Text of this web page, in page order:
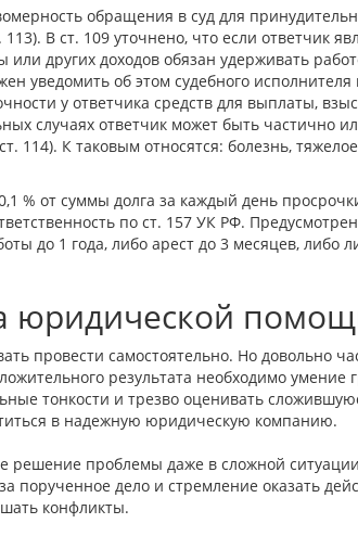
обращения в суд для
В ст. 109 уточнено, что если ответчик
других доходов обязан удерживать
уведомить об этом судебного исполнителя
у ответчика средств для выплаты,
случаях ответчик может быть частично
114). К таковым относятся: болезнь, тяжелое
% от суммы долга за каждый день
по ст. 157 УК РФ.
до 1 года, либо арест до 3 месяцев, либо
юридической
провести самостоятельно. Но довольно
результата необходимо умение
тонкости и трезво оценивать
в надежную юридическую компанию.
проблемы даже в сложной
порученное дело и стремление оказать
конфликты.